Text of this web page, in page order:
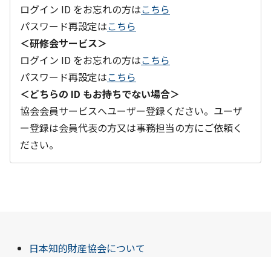
ログイン ID をお忘れの方はこちら
パスワード再設定はこちら
＜研修会サービス＞
ログイン ID をお忘れの方はこちら
パスワード再設定はこちら
＜どちらの ID もお持ちでない場合＞
協会会員サービスへユーザー登録ください。ユーザ
ー登録は会員代表の方又は事務担当の方にご依頼く
ださい。
日本知的財産協会について